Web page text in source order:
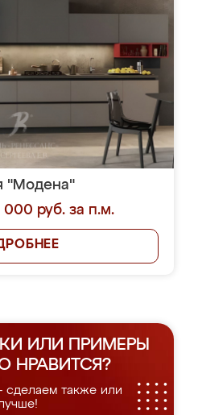
"Модена"
000 руб. за п.м.
ИЛИ ПРИМЕРЫ
НРАВИТСЯ?
сделаем также или